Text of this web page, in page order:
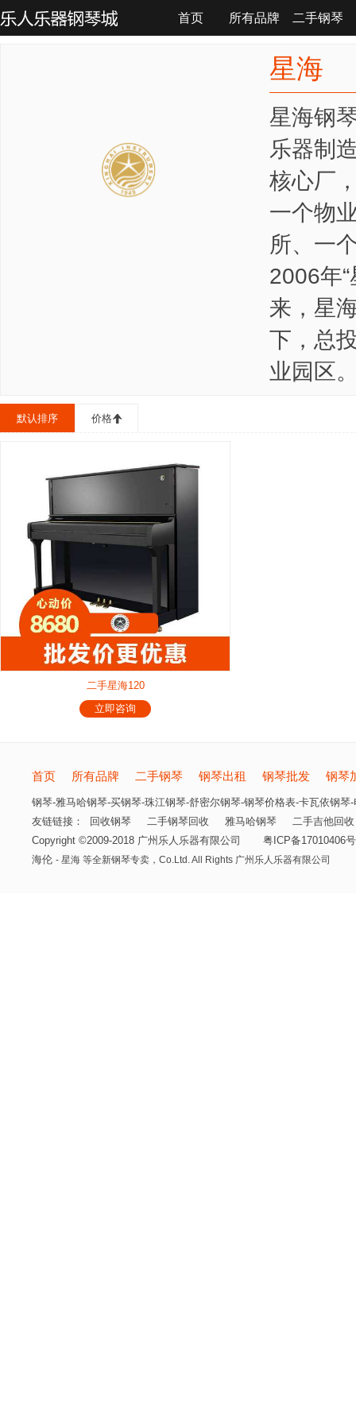
首页 所有品牌 二手钢琴
星海
星海钢
乐器制
核心厂
一个物
所、一
2006年
来，星
下，总
业园区
默认排序 价格
二手星海120
立即咨询
首页 所有品牌 二手钢琴 钢琴出租 钢琴批发 钢琴
钢琴-雅马哈钢琴-买钢琴-珠江钢琴-舒密尔钢琴-钢琴价格表-卡瓦依钢琴
友链链接：
回收钢琴 二手钢琴回收 雅马哈钢琴
二手吉他回收
Copyright ©2009-2018 广州乐人乐器有限公司
粤ICP备17010406
海伦 - 星海 等全新钢琴专卖， Co.Ltd. All Rights 广州乐人乐器有限公司